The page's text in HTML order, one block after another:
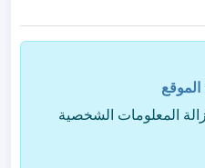
المعلومات الشخصية